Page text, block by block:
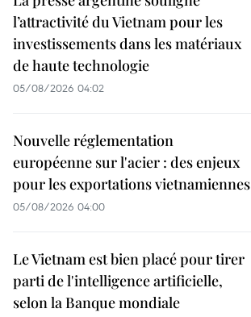
l’attractivité du Vietnam pour les
investissements dans les matériaux
de haute technologie
05/08/2026 04:02
Nouvelle réglementation
européenne sur l'acier : des enjeux
pour les exportations vietnamiennes
05/08/2026 04:00
Le Vietnam est bien placé pour tirer
parti de l'intelligence artificielle,
selon la Banque mondiale